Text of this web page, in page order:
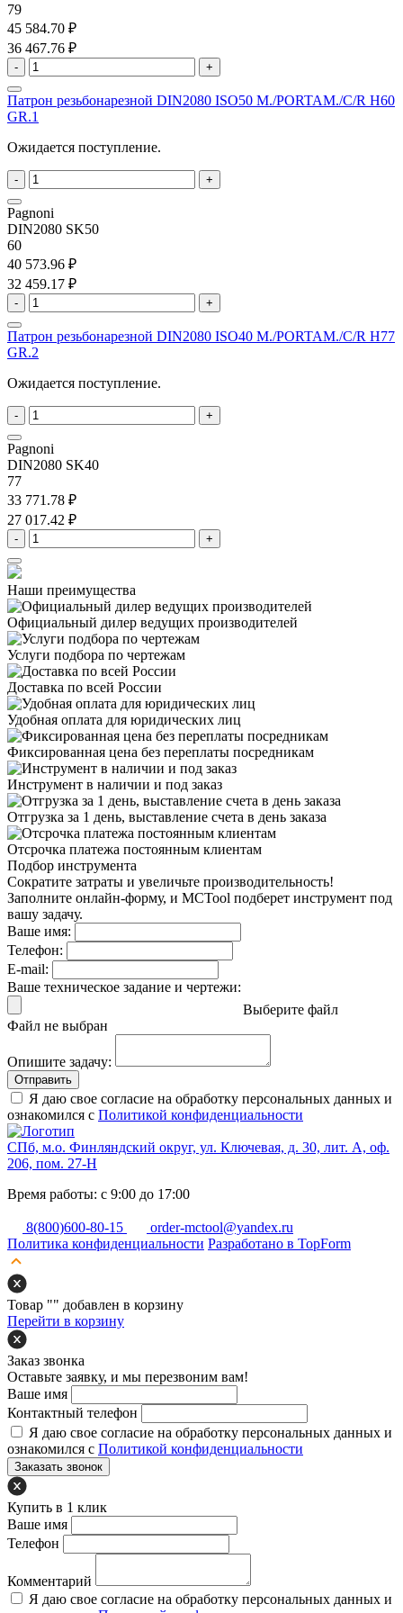
79
45 584.70 ₽
36 467.76 ₽
- +
Патрон резьбонарезной DIN2080 ISO50 M./PORTAM./C/R H60
GR.1
Ожидается поступление.
- +
Pagnoni
DIN2080 SK50
60
40 573.96 ₽
32 459.17 ₽
- +
Патрон резьбонарезной DIN2080 ISO40 M./PORTAM./C/R H77
GR.2
Ожидается поступление.
- +
Pagnoni
DIN2080 SK40
77
33 771.78 ₽
27 017.42 ₽
- +
Наши преимущества
Официальный дилер ведущих производителей
Услуги подбора по чертежам
Доставка по всей России
Удобная оплата для юридических лиц
Фиксированная цена без переплаты посредникам
Инструмент в наличии и под заказ
Отгрузка за 1 день, выставление счета в день заказа
Отсрочка платежа постоянным клиентам
Подбор инструмента
Сократите затраты и увеличьте производительность!
Заполните онлайн-форму, и MCTool подберет инструмент под
вашу задачу.
Ваше имя:
Телефон:
E-mail:
Ваше техническое задание и чертежи:
Выберите файл
Файл не выбран
Опишите задачу:
Отправить
Я даю свое согласие на обработку персональных данных и
ознакомился с Политикой конфиденциальности
СПб, м.о. Финляндский округ, ул. Ключевая, д. 30, лит. А, оф.
206, пом. 27-Н
Время работы: с 9:00 до 17:00
8(800)600-80-15
order-mctool@yandex.ru
Политика конфиденциальности Разработано в TopForm
Товар "" добавлен в корзину
Перейти в корзину
Заказ звонка
Оставьте заявку, и мы перезвоним вам!
Ваше имя
Контактный телефон
Я даю свое согласие на обработку персональных данных и
ознакомился с Политикой конфиденциальности
Заказать звонок
Купить в 1 клик
Ваше имя
Телефон
Комментарий
Я даю свое согласие на обработку персональных данных и